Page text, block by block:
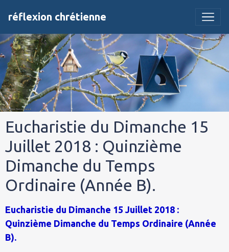
réflexion chrétienne
Eucharistie du Dimanche 15
Juillet 2018 : Quinzième
Dimanche du Temps
Ordinaire (Année B).
Eucharistie du Dimanche 15 Juillet 2018 :
Quinzième Dimanche du Temps Ordinaire (Année
B).